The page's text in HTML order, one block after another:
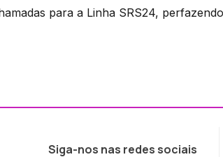
para a Linha SRS24,
Siga-nos nas redes sociais